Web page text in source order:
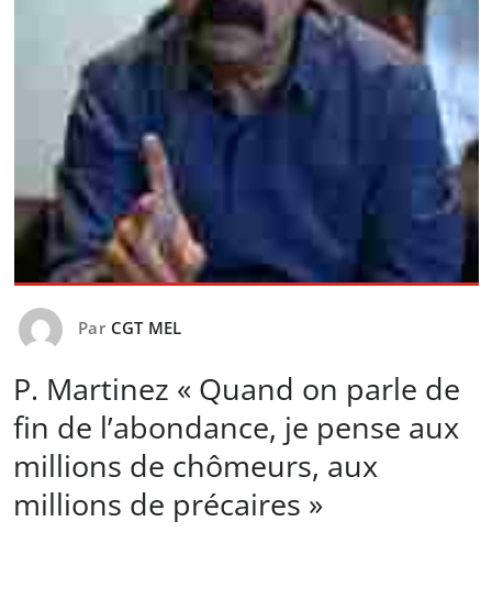
Par CGT MEL
P. Martinez « Quand on parle de
fin de l’abondance, je pense aux
millions de chômeurs, aux
millions de précaires »